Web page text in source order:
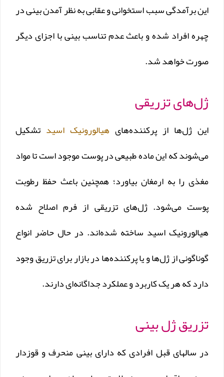
این برآمدگی سبب استخوانی و عقابی به نظر آمدن بینی در
چهره افراد شده و باعث عدم تناسب بینی با اجزای دیگر
صورت خواهد‌ شد.
ژل‌های تزریقی
این ژل‌ها از پر‌کننده‌های هیالورونیک اسید تشکیل
می‌شوند که این ماده طبیعی در پوست موجود‌ است تا مواد‌
مغذی را به ارمغان بیاورد؛ همچنین باعث حفظ رطوبت
پوست می‌شود. ژل‌های تزریقی از فرم اصلاح شده‌
هیالورونیک اسید ساخته شده‌اند. در حال حاضر انواع
گوناگونی از ژل‌ها و یا پرکننده‌ها در بازار برای تزریق وجود
دارد که هر یک کاربرد و عملکرد جداگانه‌ای دارند.
تزریق ژل بینی
در سالهای قبل افرادی که دارای بینی منحرف و قوزدار